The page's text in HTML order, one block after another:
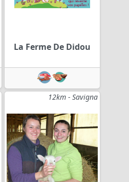
La Ferme De Didou
12km - Savigna